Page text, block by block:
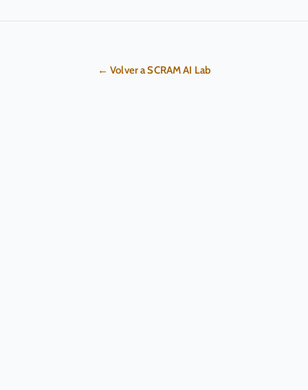
← Volver a SCRAM AI Lab